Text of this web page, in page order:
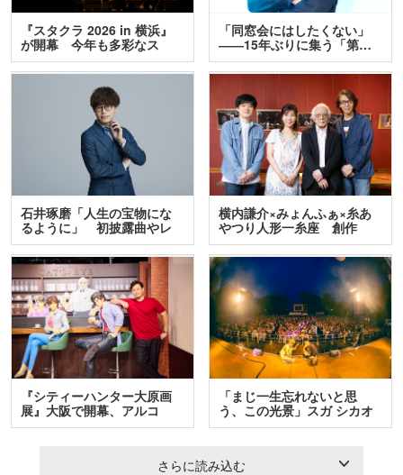
『スタクラ 2026 in 横浜』
が開幕 今年も多彩なス
テ…
「同窓会にはしたくない」
――15年ぶりに集う「第…
石井琢磨「人生の宝物にな
るように」 初披露曲やレ
ア…
横内謙介×みょんふぁ×糸あ
やつり人形一糸座 創作
人…
『シティーハンター大原画
展』大阪で開幕、アルコ
＆…
「まじ一生忘れないと思
う、この光景」スガ シカオ
と…
さらに読み込む